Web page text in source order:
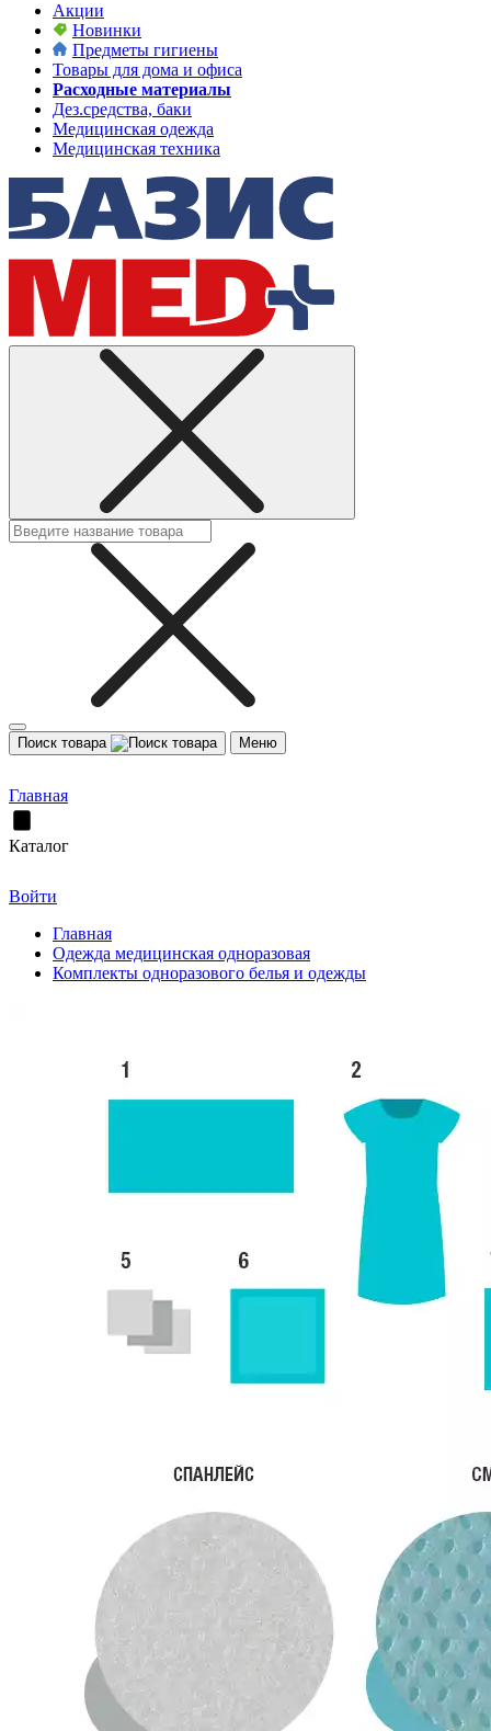
Акции
Новинки
Предметы гигиены
Товары для дома и офиса
Расходные материалы
Дез.средства, баки
Медицинская одежда
Медицинская техника
Поиск товара Меню
Главная
Каталог
Войти
Главная
Одежда медицинская одноразовая
Комплекты одноразового белья и одежды